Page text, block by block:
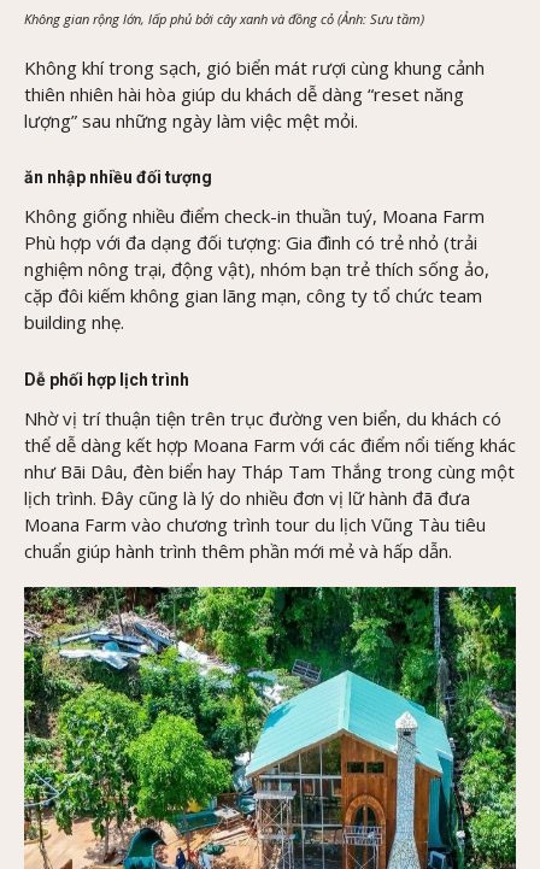
Không gian rộng lớn, lấp phủ bởi cây xanh và đồng cỏ (Ảnh: Sưu tầm)
Không khí trong sạch, gió biển mát rượi cùng khung cảnh
thiên nhiên hài hòa giúp du khách dễ dàng “reset năng
lượng” sau những ngày làm việc mệt mỏi.
ăn nhập nhiều đối tượng
Không giống nhiều điểm check-in thuần tuý, Moana Farm
Phù hợp với đa dạng đối tượng: Gia đình có trẻ nhỏ (trải
nghiệm nông trại, động vật), nhóm bạn trẻ thích sống ảo,
cặp đôi kiếm không gian lãng mạn, công ty tổ chức team
building nhẹ.
Dễ phối hợp lịch trình
Nhờ vị trí thuận tiện trên trục đường ven biển, du khách có
thể dễ dàng kết hợp Moana Farm với các điểm nổi tiếng khác
như Bãi Dâu, đèn biển hay Tháp Tam Thắng trong cùng một
lịch trình. Đây cũng là lý do nhiều đơn vị lữ hành đã đưa
Moana Farm vào chương trình tour du lịch Vũng Tàu tiêu
chuẩn giúp hành trình thêm phần mới mẻ và hấp dẫn.